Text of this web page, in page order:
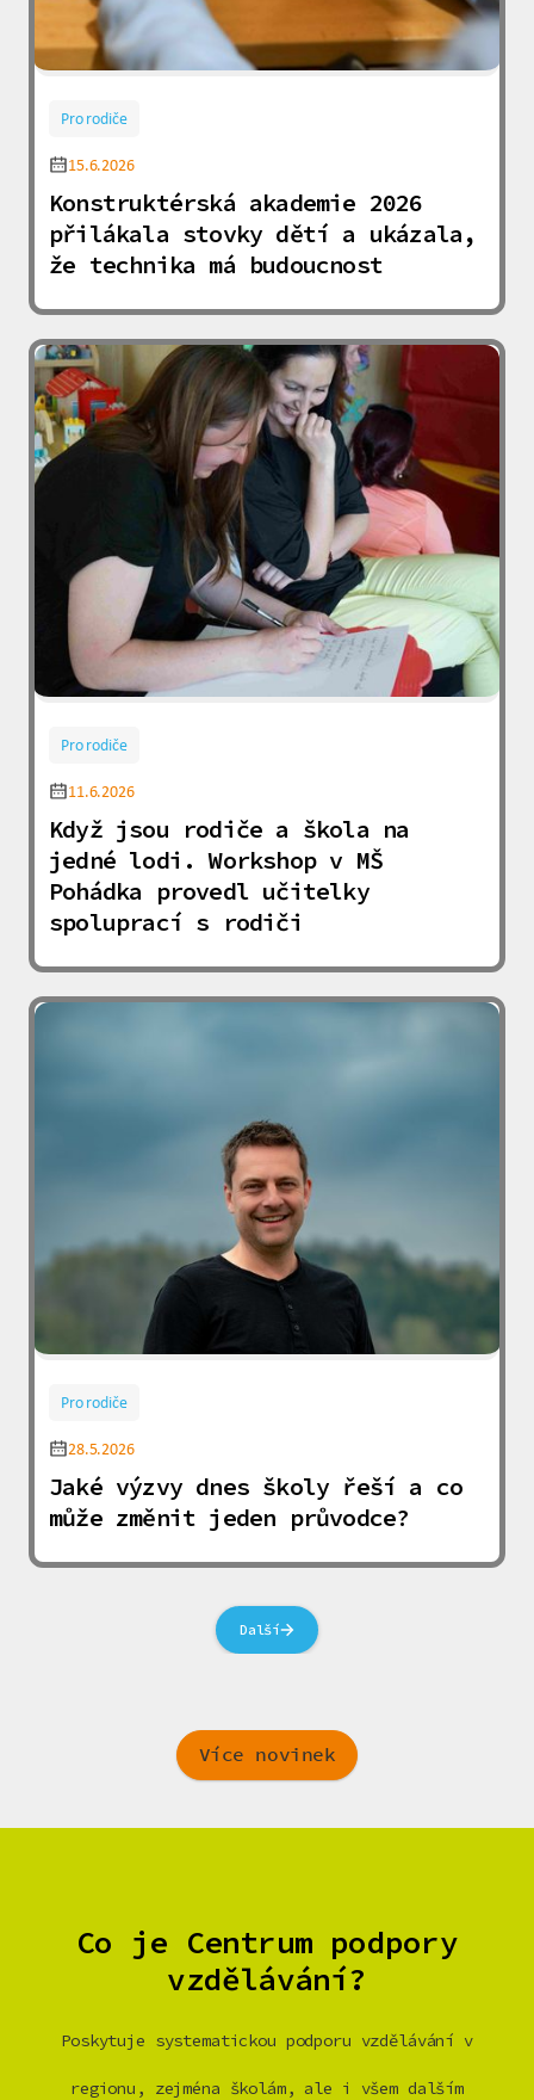
Pro rodiče
15.6.2026
Konstruktérská akademie 2026
přilákala stovky dětí a ukázala,
že technika má budoucnost
Pro rodiče
11.6.2026
Když jsou rodiče a škola na
jedné lodi. Workshop v MŠ
Pohádka provedl učitelky
spoluprací s rodiči
Pro rodiče
28.5.2026
Jaké výzvy dnes školy řeší a co
může změnit jeden průvodce?
Další
Více novinek
Co je Centrum podpory
vzdělávání?
Poskytuje systematickou podporu vzdělávání v
regionu, zejména školám, ale i všem dalším